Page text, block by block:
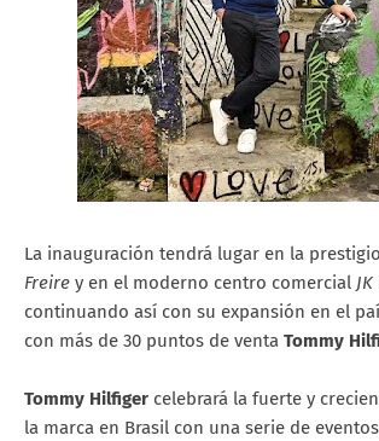
La inauguración tendrá lugar en la
Freire y en el moderno centro comercial
continuando así con su expansión en el
con más de 30 puntos de venta Tommy
Tommy Hilfiger celebrará la fuerte y
la marca en Brasil con una serie de